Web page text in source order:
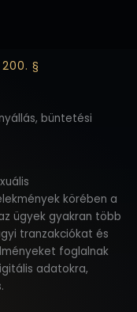
§
büntetési
körében a
ügyek gyakran több
tranzakciókat és
foglalnak
adatokra,